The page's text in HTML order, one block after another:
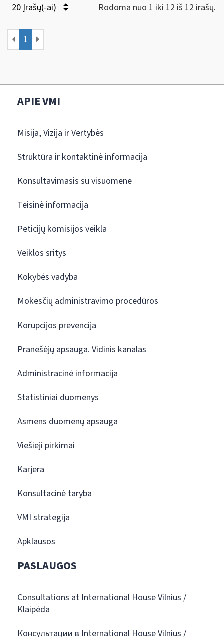
20 Įrašų(-ai) Rodoma nuo 1 iki 12 iš 12 irašų.
1
APIE VMI
Misija, Vizija ir Vertybės
Struktūra ir kontaktinė informacija
Konsultavimasis su visuomene
Teisinė informacija
Peticijų komisijos veikla
Veiklos sritys
Kokybės vadyba
Mokesčių administravimo procedūros
Korupcijos prevencija
Pranešėjų apsauga. Vidinis kanalas
Administracinė informacija
Statistiniai duomenys
Asmens duomenų apsauga
Viešieji pirkimai
Karjera
Konsultacinė taryba
VMI strategija
Apklausos
PASLAUGOS
Consultations at International House Vilnius /
Klaipėda
Консультации в International House Vilnius /